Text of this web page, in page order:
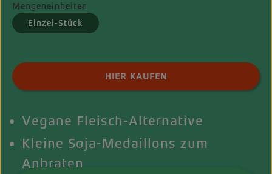
Vegane Fleisch-Alternative
Kleine Soja-Medaillons zum
Anbraten
Mengeneinheiten
Einzel-Stück
Produkt Anzahl: Gib den gewünschten
HIER KAUFEN